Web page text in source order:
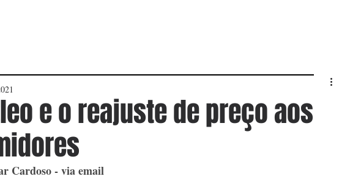
e o reajuste de preço aos
Cardoso - via email